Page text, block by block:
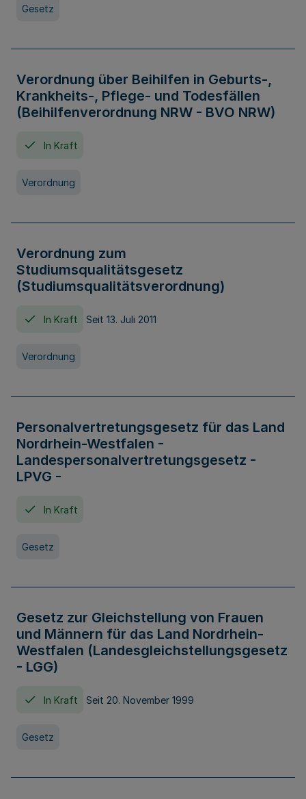
Gesetz
Verordnung über Beihilfen in Geburts-,
Krankheits-, Pflege- und Todesfällen
(Beihilfenverordnung NRW - BVO NRW)
In Kraft
Verordnung
Verordnung zum
Studiumsqualitätsgesetz
(Studiumsqualitätsverordnung)
In Kraft Seit 13. Juli 2011
Verordnung
Personalvertretungsgesetz für das Land
Nordrhein-Westfalen -
Landespersonalvertretungsgesetz -
LPVG -
In Kraft
Gesetz
Gesetz zur Gleichstellung von Frauen
und Männern für das Land Nordrhein-
Westfalen (Landesgleichstellungsgesetz
- LGG)
In Kraft Seit 20. November 1999
Gesetz